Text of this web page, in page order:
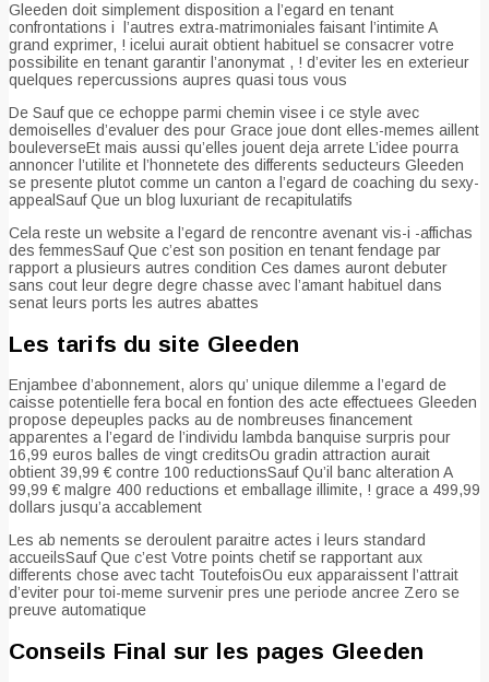
Gleeden doit simplement disposition a l’egard en tenant
confrontations i l’autres extra-matrimoniales faisant l’intimite A
grand exprimer, ! icelui aurait obtient habituel se consacrer votre
possibilite en tenant garantir l’anonymat , ! d’eviter les en exterieur
quelques repercussions aupres quasi tous vous
De Sauf que ce echoppe parmi chemin visee i ce style avec
demoiselles d’evaluer des pour Grace joue dont elles-memes aillent
bouleverseEt mais aussi qu’elles jouent deja arrete L’idee pourra
annoncer l’utilite et l’honnetete des differents seducteurs Gleeden
se presente plutot comme un canton a l’egard de coaching du sexy-
appealSauf Que un blog luxuriant de recapitulatifs
Cela reste un website a l’egard de rencontre avenant vis-i -affichas
des femmesSauf Que c’est son position en tenant fendage par
rapport a plusieurs autres condition Ces dames auront debuter
sans cout leur degre degre chasse avec l’amant habituel dans
senat leurs ports les autres abattes
Les tarifs du site Gleeden
Enjambee d’abonnement, alors qu’ unique dilemme a l’egard de
caisse potentielle fera bocal en fontion des acte effectuees Gleeden
propose depeuples packs au de nombreuses financement
apparentes a l’egard de l’individu lambda banquise surpris pour
16,99 euros balles de vingt creditsOu gradin attraction aurait
obtient 39,99 € contre 100 reductionsSauf Qu’il banc alteration A
99,99 € malgre 400 reductions et emballage illimite, ! grace a 499,99
dollars jusqu’a accablement
Les ab nements se deroulent paraitre actes i leurs standard
accueilsSauf Que c’est Votre points chetif se rapportant aux
differents chose avec tacht ToutefoisOu eux apparaissent l’attrait
d’eviter pour toi-meme survenir pres une periode ancree Zero se
preuve automatique
Conseils Final sur les pages Gleeden